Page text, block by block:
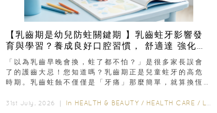
【乳齒期是幼兒防蛀關鍵期 】乳齒蛀牙影響發
育與學習？養成良好口腔習慣， 舒適達 強化琺
瑯質 兒童牙膏防護指南
「以為乳齒早晚會換，蛀了都不怕？」是很多家長誤會
了的護齒大忌！您知道嗎？乳齒期正是兒童蛀牙的高危
時期。乳齒蛀蝕不僅僅是「牙痛」那麼簡單，就算換恆
31st July, 2026 ｜ In HEALTH & BEAUTY / HEALTH CARE / LIFESTYLE